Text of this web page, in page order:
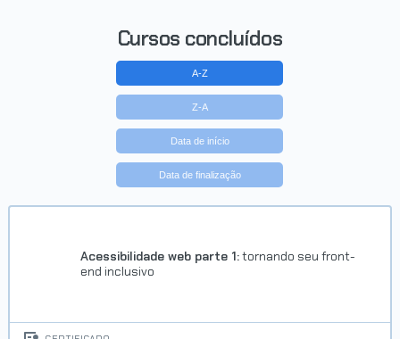
Cursos concluídos
A-Z
Z-A
Data de início
Data de finalização
Acessibilidade web parte 1:tornando seu front-
end inclusivo